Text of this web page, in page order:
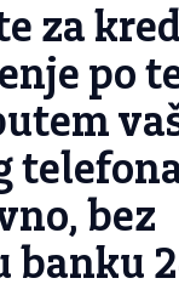
za
po
bez
banku